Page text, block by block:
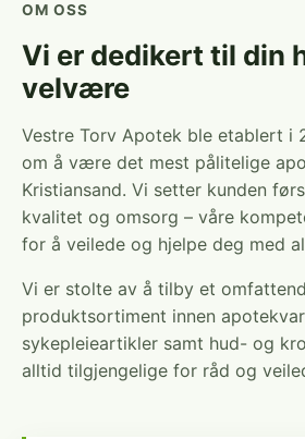
OM OSS
Vi er dedikert til din
velvære
Vestre Torv Apotek ble etablert i
om å være det mest pålitelige
Kristiansand. Vi setter kunden
kvalitet og omsorg – våre
for å veilede og hjelpe deg med
Vi er stolte av å tilby et
produktsortiment innen
sykepleieartikler samt hud- og
alltid tilgjengelige for råd og